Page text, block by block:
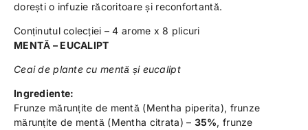
dorești o infuzie răcoritoare și reconfortantă.
Conținutul colecției – 4 arome x 8 plicuri
MENTĂ – EUCALIPT
Ceai de plante cu mentă și eucalipt
Ingrediente:
Frunze mărunțite de mentă (Mentha piperita), frunze
mărunțite de mentă (Mentha citrata) – 35%, frunze